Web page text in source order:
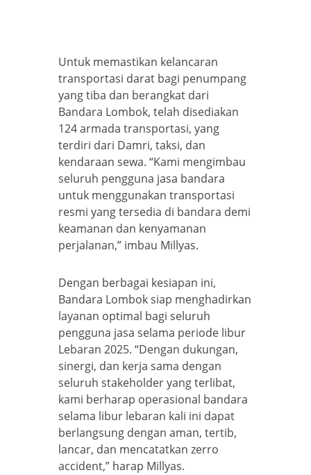
Untuk memastikan kelancaran
transportasi darat bagi penumpang
yang tiba dan berangkat dari
Bandara Lombok, telah disediakan
124 armada transportasi, yang
terdiri dari Damri, taksi, dan
kendaraan sewa. “Kami mengimbau
seluruh pengguna jasa bandara
untuk menggunakan transportasi
resmi yang tersedia di bandara demi
keamanan dan kenyamanan
perjalanan,” imbau Millyas.
Dengan berbagai kesiapan ini,
Bandara Lombok siap menghadirkan
layanan optimal bagi seluruh
pengguna jasa selama periode libur
Lebaran 2025. “Dengan dukungan,
sinergi, dan kerja sama dengan
seluruh stakeholder yang terlibat,
kami berharap operasional bandara
selama libur lebaran kali ini dapat
berlangsung dengan aman, tertib,
lancar, dan mencatatkan zerro
accident,” harap Millyas.